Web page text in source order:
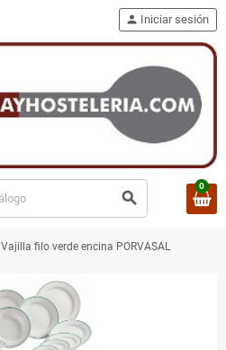
search
person Iniciar sesión
0
Vajilla filo verde encina PORVASAL